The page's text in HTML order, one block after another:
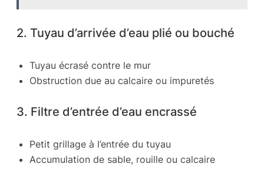
2. Tuyau d’arrivée d’eau plié ou bouché
Tuyau écrasé contre le mur
Obstruction due au calcaire ou impuretés
3. Filtre d’entrée d’eau encrassé
Petit grillage à l’entrée du tuyau
Accumulation de sable, rouille ou calcaire